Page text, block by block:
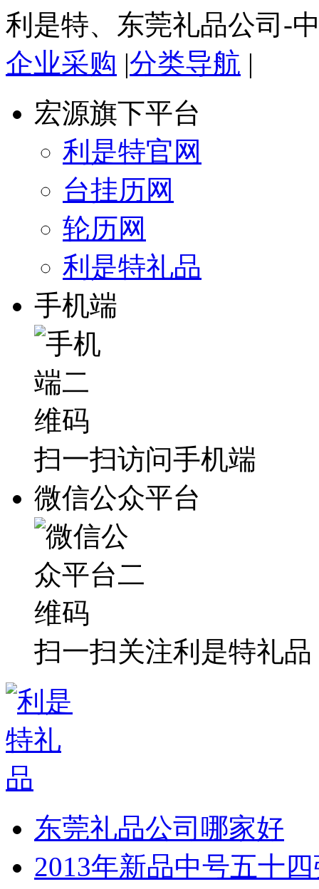
利是特、东莞礼品公司-
企业采购 |分类导航 |
宏源旗下平台
利是特官网
台挂历网
轮历网
利是特礼品
手机端
扫一扫访问手机端
微信公众平台
扫一扫关注利是特礼品
东莞礼品公司哪家好
2013年新品中号五十